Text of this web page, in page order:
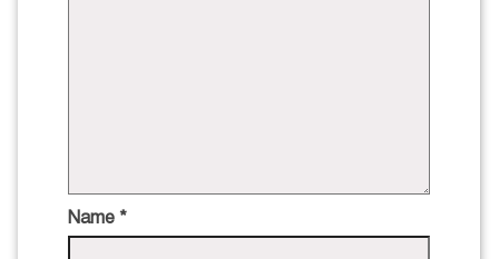
Name *